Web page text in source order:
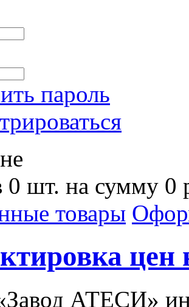
пароль
0 шт. на сумму 0
товары
цен
АТЕСИ»